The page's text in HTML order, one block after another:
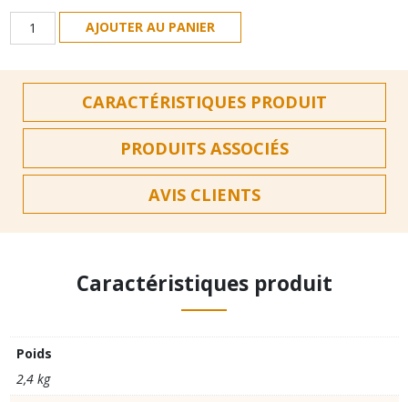
quantité
de
63
Pack
pots
AJOUTER AU PANIER
CARACTÉRISTIQUES PRODUIT
PRODUITS ASSOCIÉS
AVIS CLIENTS
Caractéristiques produit
Poids
2,4 kg